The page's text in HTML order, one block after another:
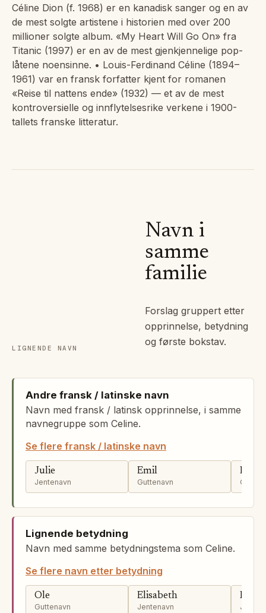
Céline Dion (f. 1968) er en kanadisk sanger og en av
de mest solgte artistene i historien med over 200
millioner solgte album. «My Heart Will Go On» fra
Titanic (1997) er en av de mest gjenkjennelige pop-
låtene noensinne. • Louis-Ferdinand Céline (1894–
1961) var en fransk forfatter kjent for romanen
«Reise til nattens ende» (1932) — et av de mest
kontroversielle og innflytelsesrike verkene i 1900-
tallets franske litteratur.
LIGNENDE NAVN
Navn i
samme
familie
Forslag gruppert etter
opprinnelse, betydning
og første bokstav.
Andre fransk / latinske navn
Navn med fransk / latinsk opprinnelse, i samme
navnegruppe som Celine.
Se flere fransk / latinske navn
Julie
Jentenavn
Emil
Guttenavn
Leon
Lignende betydning
Navn med samme betydningstema som Celine.
Se flere navn etter betydning
Ole
Guttenavn
Elisabeth
Jentenavn